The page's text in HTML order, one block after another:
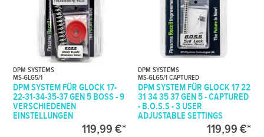
DPM SYSTEMS
MS-GLG5/1
DPM SYSTEM FÜR GLOCK 17-
22-31-34-35-37 GEN 5 BOSS - 9
VERSCHIEDENEN
EINSTELLUNGEN
119,99 €*
DPM SYSTEMS
MS-GLG5/1 CAPTURED
DPM SYSTEM FÜR GLOCK 17 22
31 34 35 37 GEN 5 - CAPTURED
- B.O.S.S - 3 USER
ADJUSTABLE SETTINGS
119,99 €*